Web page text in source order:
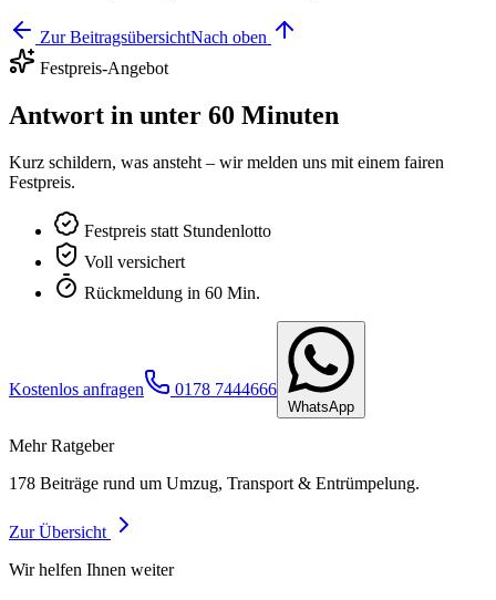
Zur BeitragsübersichtNach oben
Festpreis-Angebot
Antwort in unter 60 Minuten
Kurz schildern, was ansteht – wir melden uns mit einem fairen
Festpreis.
Festpreis statt Stundenlotto
Voll versichert
Rückmeldung in 60 Min.
Kostenlos anfragen 0178 7444666
WhatsApp
Mehr Ratgeber
178 Beiträge rund um Umzug, Transport & Entrümpelung.
Zur Übersicht
Wir helfen Ihnen weiter